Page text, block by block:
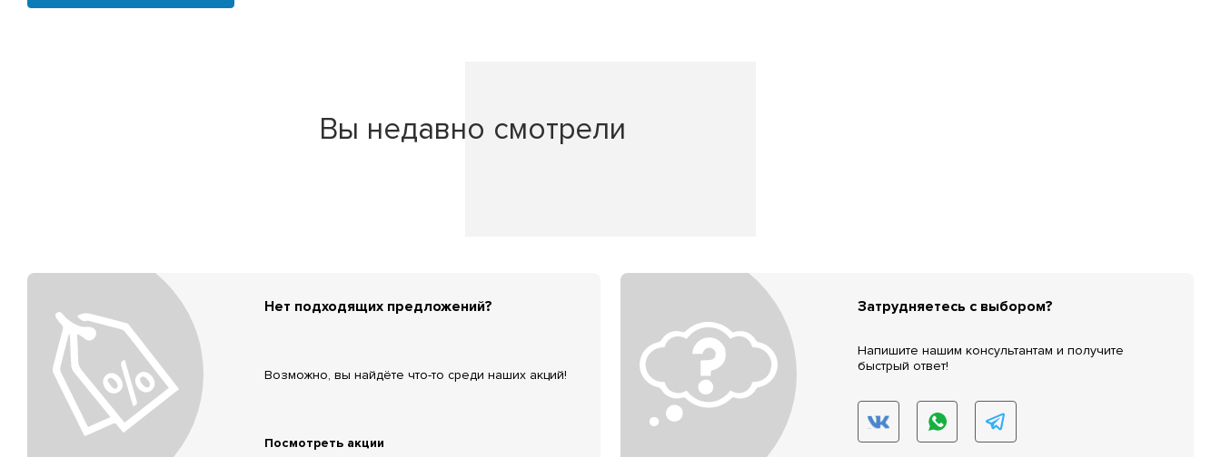
Вы недавно смотрели
Нет подходящих предложений?
Возможно, вы найдёте что-то среди наших акций!
Посмотреть акции
Затрудняетесь с выбором?
Напишите нашим консультантам и получите
быстрый ответ!